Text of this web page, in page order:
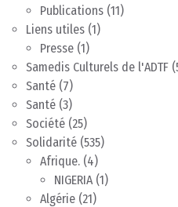
Publications (11)
Liens utiles (1)
Presse (1)
Samedis Culturels de l'ADTF
Santé (7)
Santé (3)
Société (25)
Solidarité (535)
Afrique. (4)
NIGERIA(1)
Algérie (21)